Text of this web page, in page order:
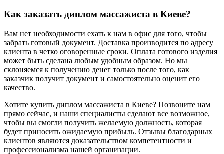
Как заказать диплом массажиста в Киеве?
Вам нет необходимости ехать к нам в офис для того, чтобы
забрать готовый документ. Доставка производится по адресу
клиента в четко оговоренные сроки. Оплата готового изделия
может быть сделана любым удобным образом. Но мы
склоняемся к получению денег только после того, как
заказчик получит документ и самостоятельно оценит его
качество.
Хотите купить диплом массажиста в Киеве? Позвоните нам
прямо сейчас, и наши специалисты сделают все возможное,
чтобы вы смогли получить желаемую должность, которая
будет приносить ожидаемую прибыль. Отзывы благодарных
клиентов являются доказательством компетентности и
профессионализма нашей организации.